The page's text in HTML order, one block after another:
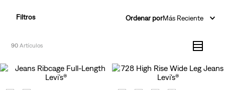
Filtros Ordenar porMás Reciente
90